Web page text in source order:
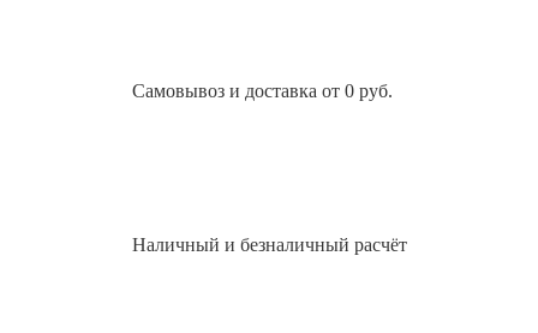
Самовывоз и доставка от 0 руб.
Наличный и безналичный расчёт